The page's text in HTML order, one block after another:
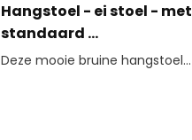
Hangstoel - ei stoel - met
standaard ...
Deze mooie bruine hangstoel...